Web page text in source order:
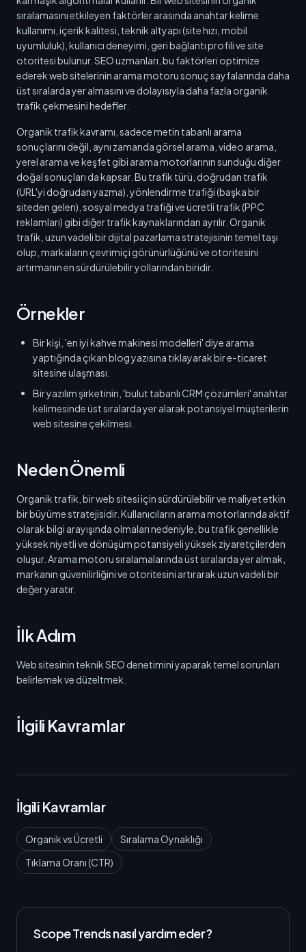
sıralamasını etkileyen faktörler arasında anahtar kelime
kullanımı, içerik kalitesi, teknik altyapı (site hızı, mobil
uyumluluk), kullanıcı deneyimi, geri bağlantı profili ve site
otoritesi bulunur. SEO uzmanları, bu faktörleri optimize
ederek web sitelerinin arama motoru sonuç sayfalarında daha
üst sıralarda yer almasını ve dolayısıyla daha fazla organik
trafik çekmesini hedefler.
Organik trafik kavramı, sadece metin tabanlı arama
sonuçlarını değil, aynı zamanda görsel arama, video arama,
yerel arama ve keşfet gibi arama motorlarının sunduğu diğer
doğal sonuçları da kapsar. Bu trafik türü, doğrudan trafik
(URL'yi doğrudan yazma), yönlendirme trafiği (başka bir
siteden gelen), sosyal medya trafiği ve ücretli trafik (PPC
reklamları) gibi diğer trafik kaynaklarından ayrılır. Organik
trafik, uzun vadeli bir dijital pazarlama stratejisinin temel taşı
olup, markaların çevrimiçi görünürlüğünü ve otoritesini
artırmanın en sürdürülebilir yollarından biridir.
Örnekler
Bir kişi, 'en iyi kahve makinesi modelleri' diye arama
yaptığında çıkan blog yazısına tıklayarak bir e-ticaret
sitesine ulaşması.
Bir yazılım şirketinin, 'bulut tabanlı CRM çözümleri' anahtar
kelimesinde üst sıralarda yer alarak potansiyel müşterilerin
web sitesine çekilmesi.
Neden Önemli
Organik trafik, bir web sitesi için sürdürülebilir ve maliyet etkin
bir büyüme stratejisidir. Kullanıcıların arama motorlarında aktif
olarak bilgi arayışında olmaları nedeniyle, bu trafik genellikle
yüksek niyetli ve dönüşüm potansiyeli yüksek ziyaretçilerden
oluşur. Arama motoru sıralamalarında üst sıralarda yer almak,
markanın güvenilirliğini ve otoritesini artırarak uzun vadeli bir
değer yaratır.
İlk Adım
Web sitesinin teknik SEO denetimini yaparak temel sorunları
belirlemek ve düzeltmek.
İlgili Kavramlar
İlgili Kavramlar
Organik vs Ücretli
Sıralama Oynaklığı
Tıklama Oranı (CTR)
Scope Trends nasıl yardım eder?